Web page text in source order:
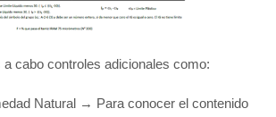
cabo controles adicionales como:
Natural → Para conocer el contenido